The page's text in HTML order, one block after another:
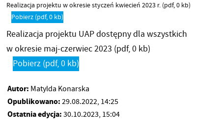
Realizacja projektu w okresie styczeń kwiecień 2023 r. (pdf, 0 kb)
Pobierz (pdf, 0 kb)
Realizacja projektu UAP dostępny dla wszystkich
w okresie maj-czerwiec 2023 (pdf, 0 kb)
Pobierz (pdf, 0 kb)
Autor: Matylda Konarska
Opublikowano: 29.08.2022, 14:25
Ostatnia edycja: 30.10.2023, 15:04